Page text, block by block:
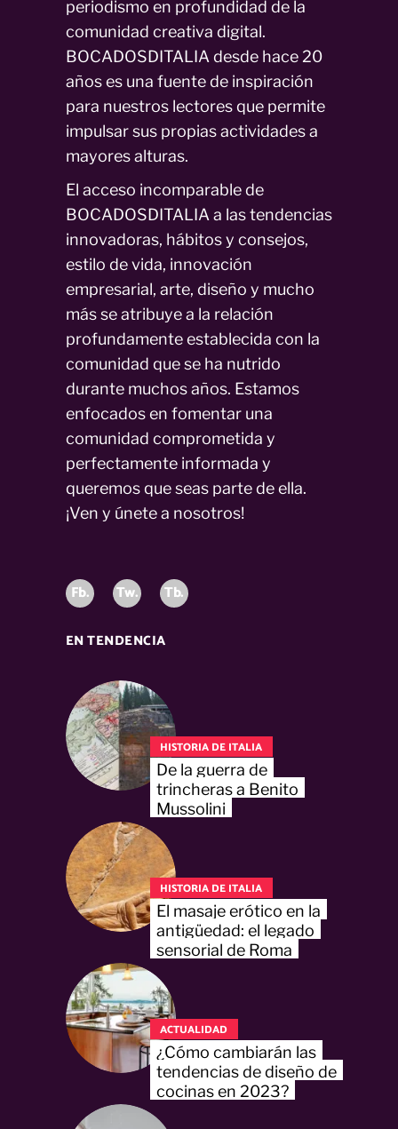
periodismo en profundidad de la
comunidad creativa digital.
BOCADOSDITALIA desde hace 20
años es una fuente de inspiración
para nuestros lectores que permite
impulsar sus propias actividades a
mayores alturas.
El acceso incomparable de
BOCADOSDITALIA a las tendencias
innovadoras, hábitos y consejos,
estilo de vida, innovación
empresarial, arte, diseño y mucho
más se atribuye a la relación
profundamente establecida con la
comunidad que se ha nutrido
durante muchos años. Estamos
enfocados en fomentar una
comunidad comprometida y
perfectamente informada y
queremos que seas parte de ella.
¡Ven y únete a nosotros!
Fb. Tw. Tb.
EN TENDENCIA
HISTORIA DE ITALIA
De la guerra de
trincheras a Benito
Mussolini
HISTORIA DE ITALIA
El masaje erótico en la
antigüedad: el legado
sensorial de Roma
ACTUALIDAD
¿Cómo cambiarán las
tendencias de diseño de
cocinas en 2023?